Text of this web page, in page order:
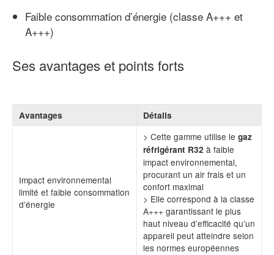
Faible consommation d’énergie (classe A+++ et
A+++)
Ses avantages et points forts
Avantages Détails
Impact environnemental
limité et faible consommation
d’énergie
> Cette gamme utilise le gaz
réfrigérant R32 à faible
impact environnemental,
procurant un air frais et un
confort maximal
> Elle correspond à la classe
A+++ garantissant le plus
haut niveau d’efficacité qu’un
appareil peut atteindre selon
les normes européennes